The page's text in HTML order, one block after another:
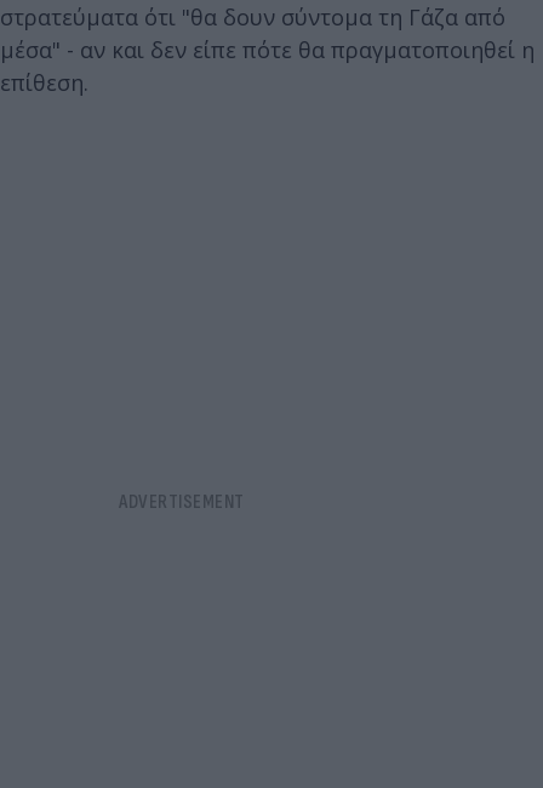
στρατεύματα ότι "θα δουν σύντομα τη Γάζα από
μέσα" - αν και δεν είπε πότε θα πραγματοποιηθεί η
επίθεση.